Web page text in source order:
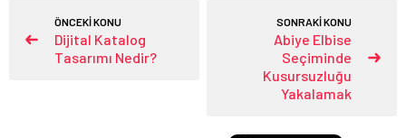
ÖNCEKİ KONU
Dijital Katalog
Tasarımı Nedir?
SONRAKİ KONU
Abiye Elbise
Seçiminde
Kusursuzluğu
Yakalamak